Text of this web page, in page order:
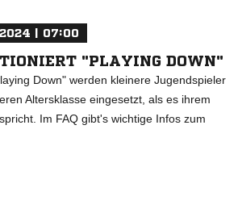
| 07:00
"PLAYING DOWN"
Down" werden kleinere Jugendspieler
Altersklasse eingesetzt, als es ihrem
Im FAQ gibt's wichtige Infos zum